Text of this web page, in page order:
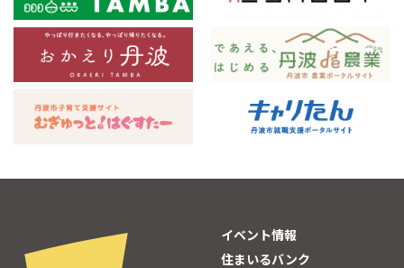
イベント情報
住まいるバンク